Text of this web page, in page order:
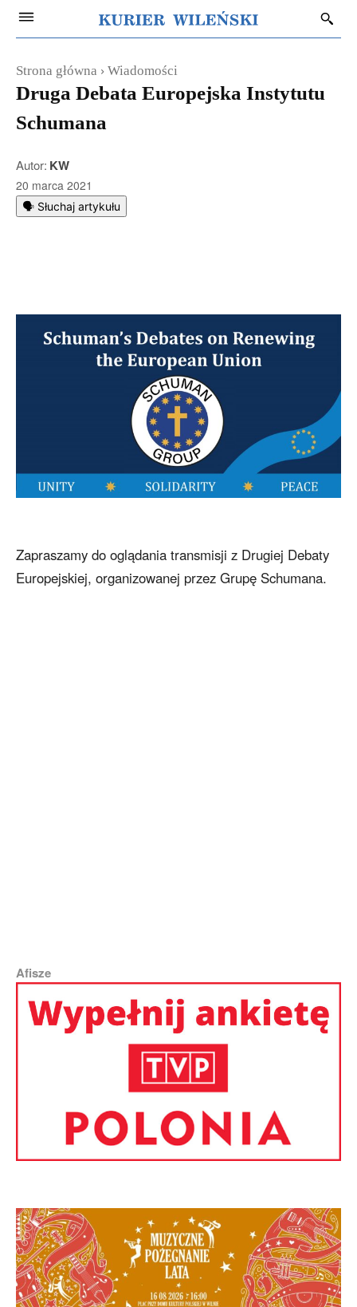
Strona główna Wiadomości
Druga Debata Europejska Instytutu
Schumana
Autor: KW
20 marca 2021
🗣️ Słuchaj artykułu
Zapraszamy do oglądania transmisji z Drugiej Debaty
Europejskiej, organizowanej przez Grupę Schumana.
Afisze